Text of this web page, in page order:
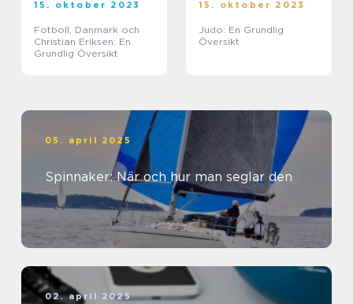
15. oktober 2023
Fotboll, Danmark och
Christian Eriksen: En
Grundlig Översikt
15. oktober 2023
Judo: En Grundlig
Översikt
05. april 2025
Spinnaker: När och hur man seglar den
02. april 2025